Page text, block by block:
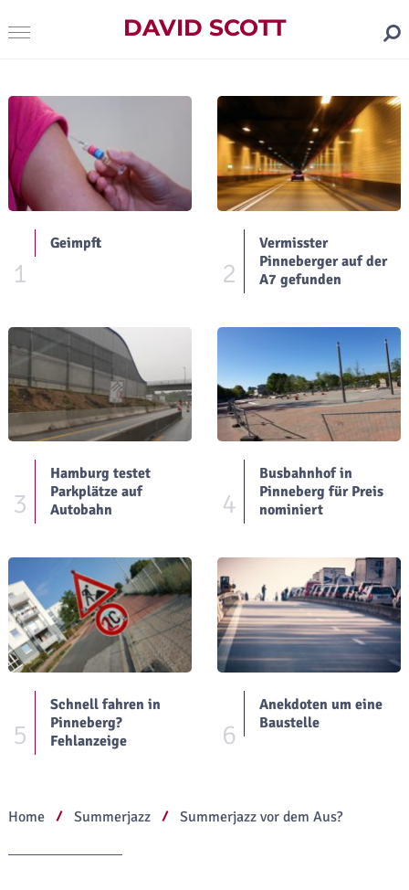
DAVID SCOTT
1
Geimpft
2
Vermisster
Pinneberger auf der
A7 gefunden
3
Hamburg testet
Parkplätze auf
Autobahn
4
Busbahnhof in
Pinneberg für Preis
nominiert
5
Schnell fahren in
Pinneberg?
Fehlanzeige
6
Anekdoten um eine
Baustelle
Home Summerjazz Summerjazz vor dem Aus?